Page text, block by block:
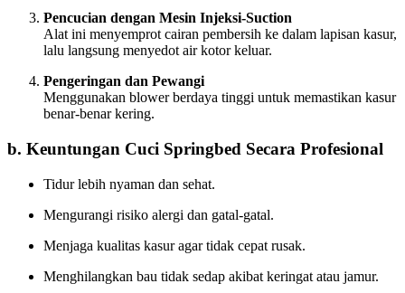
Pencucian dengan Mesin Injeksi-Suction
Alat ini menyemprot cairan pembersih ke dalam lapisan kasur,
lalu langsung menyedot air kotor keluar.
Pengeringan dan Pewangi
Menggunakan blower berdaya tinggi untuk memastikan kasur
benar-benar kering.
b. Keuntungan Cuci Springbed Secara Profesional
Tidur lebih nyaman dan sehat.
Mengurangi risiko alergi dan gatal-gatal.
Menjaga kualitas kasur agar tidak cepat rusak.
Menghilangkan bau tidak sedap akibat keringat atau jamur.